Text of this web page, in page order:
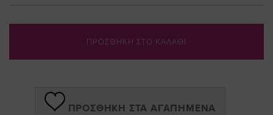
ΠΡΟΣΘΗΚΗ ΣΤΟ ΚΑΛΑΘΙ
ΠΡΟΣΘΉΚΗ ΣΤΑ ΑΓΑΠΗΜΈΝΑ